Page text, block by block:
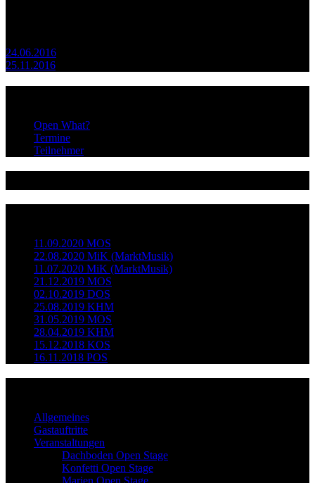
24.06.2016
25.11.2016
Open What?
Termine
Teilnehmer
11.09.2020 MOS
22.08.2020 MiK (MarktMusik)
11.07.2020 MiK (MarktMusik)
21.12.2019 MOS
02.10.2019 DOS
25.08.2019 KHM
31.05.2019 MOS
28.04.2019 KHM
15.12.2018 KOS
16.11.2018 POS
Allgemeines
Gastauftritte
Veranstaltungen
Dachboden Open Stage
Konfetti Open Stage
Marien Open Stage